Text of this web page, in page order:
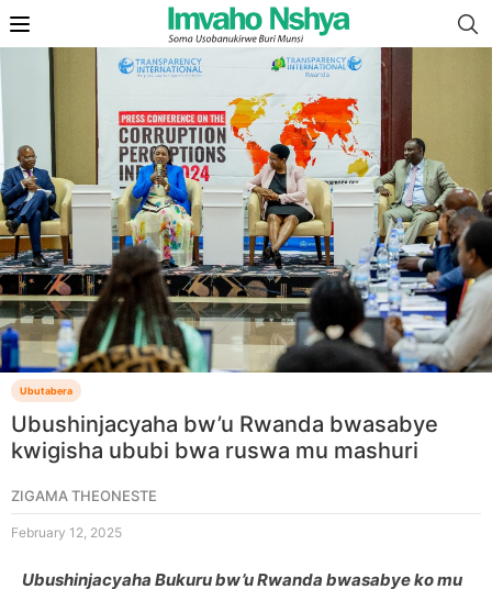
Ubutabera
Ubushinjacyaha bw’u Rwanda bwasabye
kwigisha ububi bwa ruswa mu mashuri
ZIGAMA THEONESTE
February 12, 2025
Ubushinjacyaha Bukuru bw’u Rwanda bwasabye ko mu